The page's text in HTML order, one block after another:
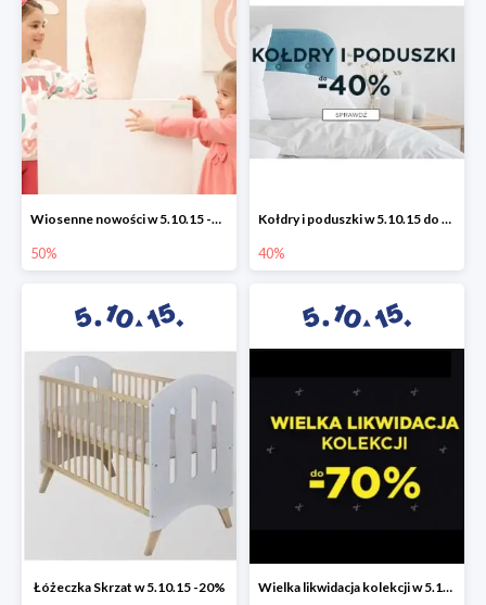
Wiosenne nowości w 5.10.15 -50%
50%
Kołdry i poduszki w 5.10.15 do -40%
40%
Łóżeczka Skrzat w 5.10.15 -20% Wielka likwidacja kolekcji w 5.10.15 do -70%